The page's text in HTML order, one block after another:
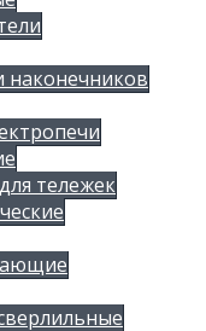
наконечников
тележек